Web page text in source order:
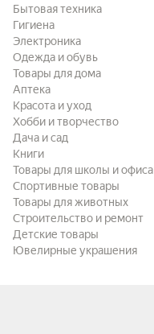
Бытовая техника
Гигиена
Электроника
Одежда и обувь
Товары для дома
Аптека
Красота и уход
Хобби и творчество
Дача и сад
Книги
Товары для школы и офиса
Спортивные товары
Товары для животных
Строительство и ремонт
Детские товары
Ювелирные украшения